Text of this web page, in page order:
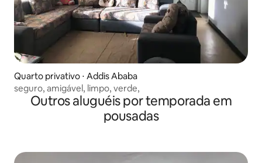
Quarto privativo ⋅ Addis Ababa
seguro, amigável, limpo, verde,
Outros aluguéis por temporada em
pousadas